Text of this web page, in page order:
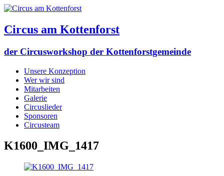
Circus am Kottenforst
der Circusworkshop der Kottenforstgemeinde
Unsere Konzeption
Wer wir sind
Mitarbeiten
Galerie
Circuslieder
Sponsoren
Circusteam
K1600_IMG_1417